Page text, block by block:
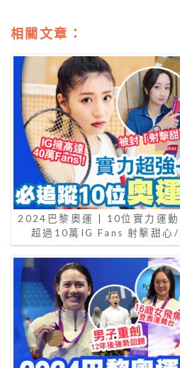
相關文章：
2024巴黎奧運 | 10位實力運動
超過10萬IG Fans 射擊甜心